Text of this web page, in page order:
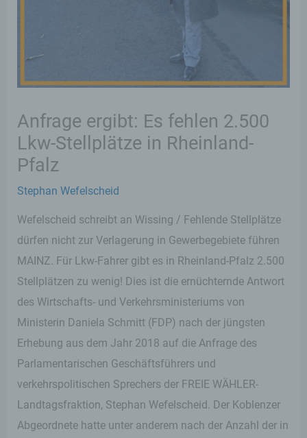
Anfrage ergibt: Es fehlen 2.500
Lkw-Stellplätze in Rheinland-
Pfalz
Stephan Wefelscheid
Wefelscheid schreibt an Wissing / Fehlende Stellplätze
dürfen nicht zur Verlagerung in Gewerbegebiete führen
MAINZ. Für Lkw-Fahrer gibt es in Rheinland-Pfalz 2.500
Stellplätzen zu wenig! Dies ist die ernüchternde Antwort
des Wirtschafts- und Verkehrsministeriums von
Ministerin Daniela Schmitt (FDP) nach der jüngsten
Erhebung aus dem Jahr 2018 auf die Anfrage des
Parlamentarischen Geschäftsführers und
verkehrspolitischen Sprechers der FREIE WÄHLER-
Landtagsfraktion, Stephan Wefelscheid. Der Koblenzer
Abgeordnete hatte unter anderem nach der Anzahl der in